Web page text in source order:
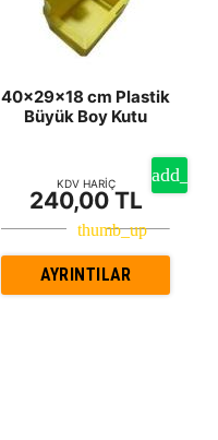
40x29x18 cm Plastik
Büyük Boy Kutu
KDV HARİÇ
240,00 TL
AYRINTILAR